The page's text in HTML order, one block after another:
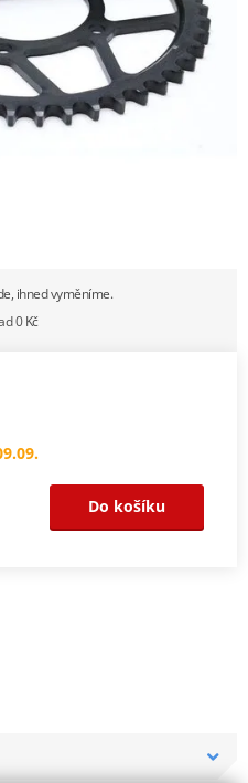
ihned vyměníme.
0 Kč
Do košíku